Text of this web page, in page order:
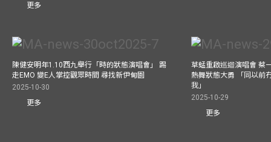
更多
陳健安明年1.10西九舉行「時的狀態演唱會」 踢
走EMO 變E人掌控觀眾時間 尋找新伊甸園
2025-10-30
更多
草蜢重啟巡迴演唱會 蔡
熱舞狀態大勇 「同以前
我」
2025-10-29
更多